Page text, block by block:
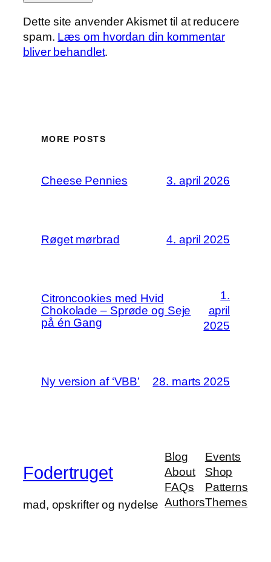
Dette site anvender Akismet til at reducere
spam. Læs om hvordan din kommentar
bliver behandlet.
MORE POSTS
Cheese Pennies 3. april 2026
Røget mørbrad 4. april 2025
Citroncookies med Hvid
Chokolade – Sprøde og Seje
på én Gang
1.
april
2025
Ny version af ‘VBB’ 28. marts 2025
Fodertruget
mad, opskrifter og nydelse
Blog
About
FAQs
Authors
Events
Shop
Patterns
Themes